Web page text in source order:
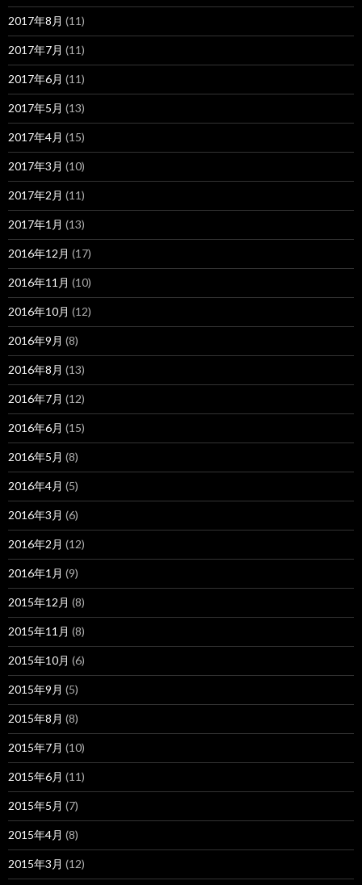
2017年8月 (11)
2017年7月 (11)
2017年6月 (11)
2017年5月 (13)
2017年4月 (15)
2017年3月 (10)
2017年2月 (11)
2017年1月 (13)
2016年12月 (17)
2016年11月 (10)
2016年10月 (12)
2016年9月 (8)
2016年8月 (13)
2016年7月 (12)
2016年6月 (15)
2016年5月 (8)
2016年4月 (5)
2016年3月 (6)
2016年2月 (12)
2016年1月 (9)
2015年12月 (8)
2015年11月 (8)
2015年10月 (6)
2015年9月 (5)
2015年8月 (8)
2015年7月 (10)
2015年6月 (11)
2015年5月 (7)
2015年4月 (8)
2015年3月 (12)